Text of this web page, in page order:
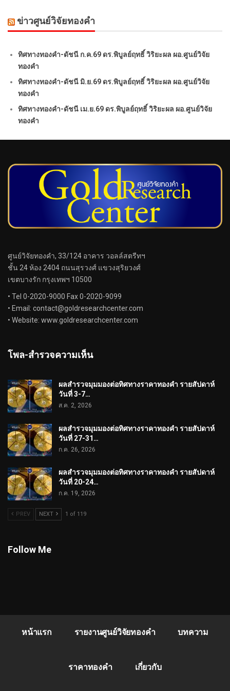
ข่าวศูนย์วิจัยทองคำ
ทิศทางทองคำ-ดัชนี ก.ค.69 ดร.พิบูลย์ฤทธิ์ วิริยะผล ผอ.ศูนย์วิจัย
ทองคำ
ทิศทางทองคำ-ดัชนี มิ.ย.69 ดร.พิบูลย์ฤทธิ์ วิริยะผล ผอ.ศูนย์วิจัย
ทองคำ
ทิศทางทองคำ-ดัชนี เม.ย.69 ดร.พิบูลย์ฤทธิ์ วิริยะผล ผอ.ศูนย์วิจัย
ทองคำ
ศูนย์วิจัยทองคำ, 33/124 อาคาร วอลล์สตรีทฯ
ชั้น 24 ห้อง 2404 ถนนสุรวงศ์ แขวงสุริยวงศ์
เขตบางรัก กรุงเทพฯ 10500
• Tel 0-2020-9000 Fax 0-2020-9099
• Email: contact@goldresearchcenter.com
• Website: www.goldresearchcenter.com
โพล-สำรวจความเห็น
ผลสำรวจมุมมองต่อทิศทางราคาทองคำ รายสัปดาห์
วันที่ 3-7…
ส.ค. 2, 2026
ผลสำรวจมุมมองต่อทิศทางราคาทองคำ รายสัปดาห์
วันที่ 27-31…
ก.ค. 26, 2026
ผลสำรวจมุมมองต่อทิศทางราคาทองคำ รายสัปดาห์
วันที่ 20-24…
ก.ค. 19, 2026
PREV NEXT 1 of 119
Follow Me
หน้าแรก รายงานศูนย์วิจัยทองคำ บทความ
ราคาทองคำ เกี่ยวกับ